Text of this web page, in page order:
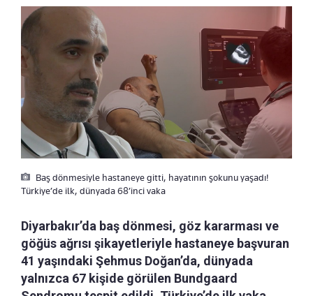
Baş dönmesiyle hastaneye gitti, hayatının şokunu yaşadı!
Türkiye’de ilk, dünyada 68’inci vaka
Diyarbakır’da baş dönmesi, göz kararması ve
göğüs ağrısı şikayetleriyle hastaneye başvuran
41 yaşındaki Şehmus Doğan’da, dünyada
yalnızca 67 kişide görülen Bundgaard